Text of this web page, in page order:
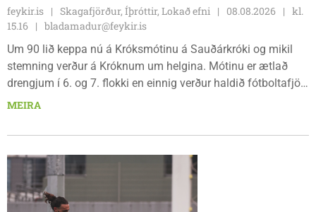
feykir.is Skagafjörður, Íþróttir, Lokað efni 08.08.2026
kl.
15.16
bladamadur@feykir.is
Um 90 lið keppa nú á Króksmótinu á Sauðárkróki og mikil
stemning verður á Króknum um helgina. Mótinu er ætlað
drengjum í 6. og 7. flokki en einnig verður haldið fótboltafjör
fyrir yngri systkini. Mótið hófst í gær, föstudaginn 7. ágúst
MEIRA